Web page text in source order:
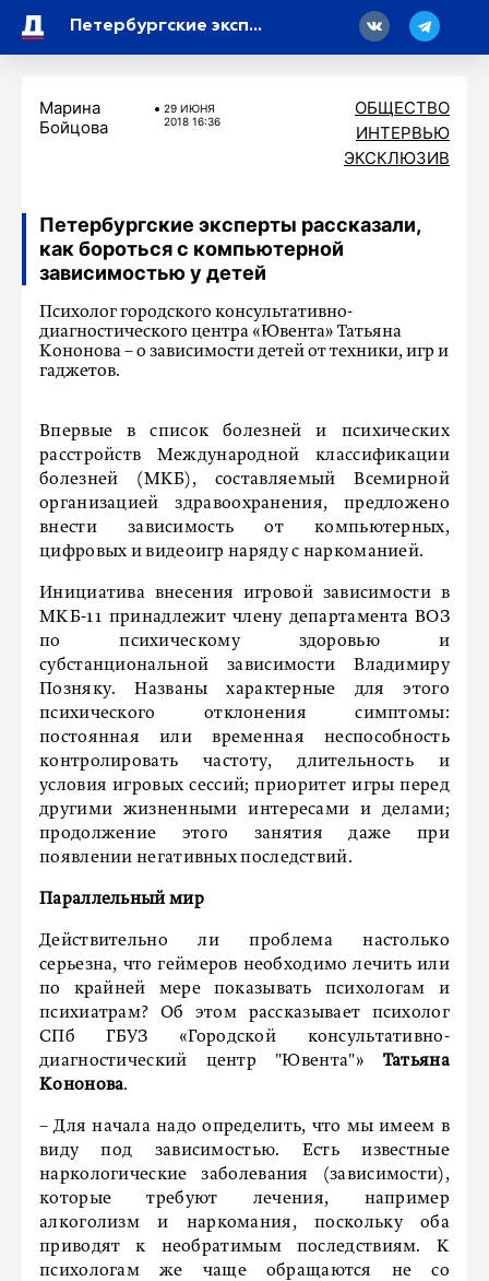
Петербургские эксперты рассказали, как бороться с компьютерной зависимостью у детей
Марина
Бойцова
29 ИЮНЯ
2018 16:36
ОБЩЕСТВО
ИНТЕРВЬЮ
ЭКСКЛЮЗИВ
Петербургские эксперты рассказали,
как бороться с компьютерной
зависимостью у детей
Психолог городского консультативно-
диагностического центра «Ювента» Татьяна
Кононова – о зависимости детей от техники, игр и
гаджетов.
Впервые в список болезней и психических
расстройств Международной классификации
болезней (МКБ), составляемый Всемирной
организацией здравоохранения, предложено
внести зависимость от компьютерных,
цифровых и видеоигр наряду с наркоманией.
Инициатива внесения игровой зависимости в
МКБ-11 принадлежит члену департамента ВОЗ
по психическому здоровью и
субстанциональной зависимости Владимиру
Позняку. Названы характерные для этого
психического отклонения симптомы:
постоянная или временная неспособность
контролировать частоту, длительность и
условия игровых сессий; приоритет игры перед
другими жизненными интересами и делами;
продолжение этого занятия даже при
появлении негативных последствий.
Параллельный мир
Действительно ли проблема настолько
серьезна, что геймеров необходимо лечить или
по крайней мере показывать психологам и
психиатрам? Об этом рассказывает психолог
СПб ГБУЗ «Городской консультативно-
диагностический центр "Ювента"» Татьяна
Кононова.
– Для начала надо определить, что мы имеем в
виду под зависимостью. Есть известные
наркологические заболевания (зависимости),
которые требуют лечения, например
алкоголизм и наркомания, поскольку оба
приводят к необратимым последствиям. К
психологам же чаще обращаются не со